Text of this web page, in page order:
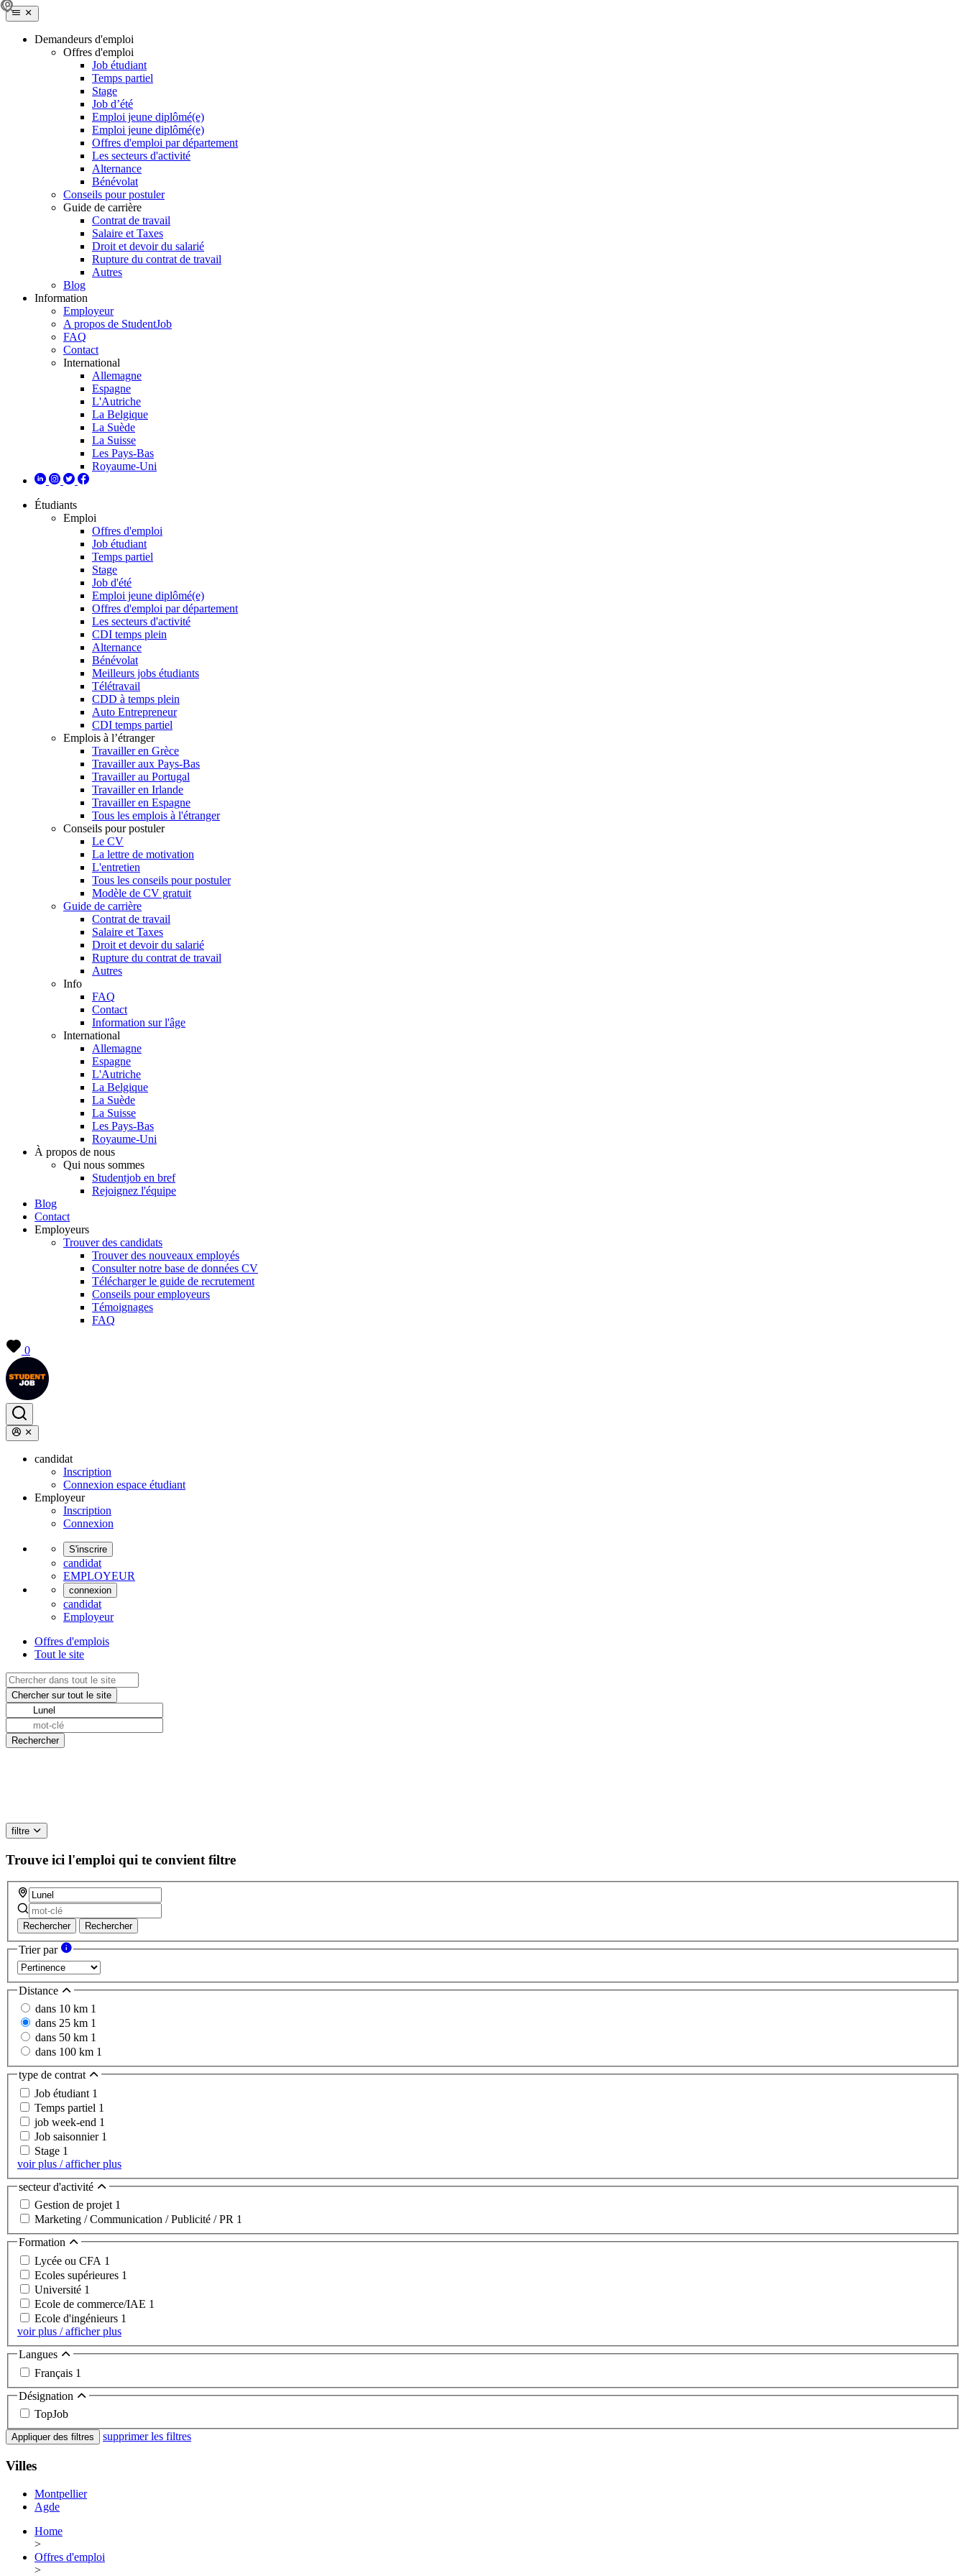
Demandeurs d'emploi
Offres d'emploi
Job étudiant
Temps partiel
Stage
Job d’été
Emploi jeune diplômé(e)
Emploi jeune diplômé(e)
Offres d'emploi par département
Les secteurs d'activité
Alternance
Bénévolat
Conseils pour postuler
Guide de carrière
Contrat de travail
Salaire et Taxes
Droit et devoir du salarié
Rupture du contrat de travail
Autres
Blog
Information
Employeur
A propos de StudentJob
FAQ
Contact
International
Allemagne
Espagne
L'Autriche
La Belgique
La Suède
La Suisse
Les Pays-Bas
Royaume-Uni
Étudiants
Emploi
Offres d'emploi
Job étudiant
Temps partiel
Stage
Job d'été
Emploi jeune diplômé(e)
Offres d'emploi par département
Les secteurs d'activité
CDI temps plein
Alternance
Bénévolat
Meilleurs jobs étudiants
Télétravail
CDD à temps plein
Auto Entrepreneur
CDI temps partiel
Emplois à l’étranger
Travailler en Grèce
Travailler aux Pays-Bas
Travailler au Portugal
Travailler en Irlande
Travailler en Espagne
Tous les emplois à l'étranger
Conseils pour postuler
Le CV
La lettre de motivation
L'entretien
Tous les conseils pour postuler
Modèle de CV gratuit
Guide de carrière
Contrat de travail
Salaire et Taxes
Droit et devoir du salarié
Rupture du contrat de travail
Autres
Info
FAQ
Contact
Information sur l'âge
International
Allemagne
Espagne
L'Autriche
La Belgique
La Suède
La Suisse
Les Pays-Bas
Royaume-Uni
À propos de nous
Qui nous sommes
Studentjob en bref
Rejoignez l'équipe
Blog
Contact
Employeurs
Trouver des candidats
Trouver des nouveaux employés
Consulter notre base de données CV
Télécharger le guide de recrutement
Conseils pour employeurs
Témoignages
FAQ
0
candidat
Inscription
Connexion espace étudiant
Employeur
Inscription
Connexion
S'inscrire
candidat
EMPLOYEUR
connexion
candidat
Employeur
Offres d'emplois
Tout le site
filtre
Trouve ici l'emploi qui te convient filtre
Rechercher Rechercher
Trier par
Distance
dans 10 km 1
dans 25 km 1
dans 50 km 1
dans 100 km 1
type de contrat
Job étudiant 1
Temps partiel 1
job week-end 1
Job saisonnier 1
Stage 1
voir plus / afficher plus
secteur d'activité
Gestion de projet 1
Marketing / Communication / Publicité / PR 1
Formation
Lycée ou CFA 1
Ecoles supérieures 1
Université 1
Ecole de commerce/IAE 1
Ecole d'ingénieurs 1
voir plus / afficher plus
Langues
Français 1
Désignation
TopJob
Appliquer des filtres supprimer les filtres
Villes
Montpellier
Agde
Home
>
Offres d'emploi
>